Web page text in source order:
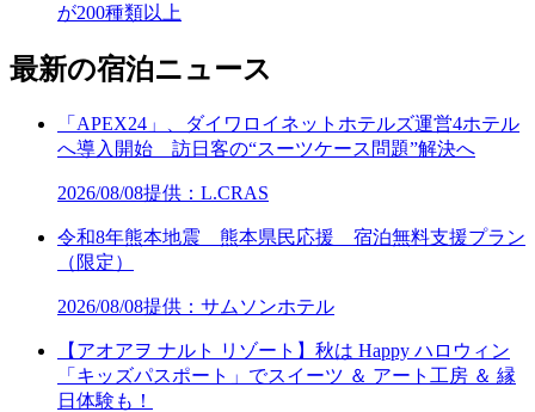
が200種類以上
最新の宿泊ニュース
「APEX24」、ダイワロイネットホテルズ運営4ホテル
へ導入開始 訪日客の“スーツケース問題”解決へ
2026/08/08提供：L.CRAS
令和8年熊本地震 熊本県民応援 宿泊無料支援プラン
（限定）
2026/08/08提供：サムソンホテル
【アオアヲ ナルト リゾート】秋は Happy ハロウィン
「キッズパスポート」でスイーツ ＆ アート工房 ＆ 縁
日体験も！